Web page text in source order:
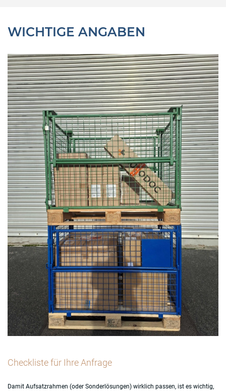
WICHTIGE ANGABEN
Checkliste für Ihre Anfrage
Damit Aufsatzrahmen (oder Sonderlösungen) wirklich passen, ist es wichtig,